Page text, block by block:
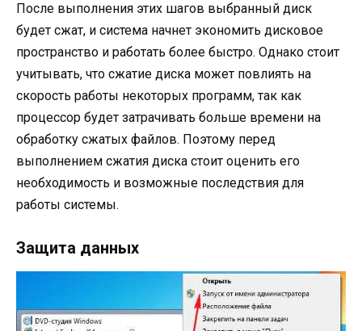
После выполнения этих шагов выбранный диск
будет сжат, и система начнет экономить дисковое
пространство и работать более быстро. Однако стоит
учитывать, что сжатие диска может повлиять на
скорость работы некоторых программ, так как
процессор будет затрачивать больше времени на
обработку сжатых файлов. Поэтому перед
выполнением сжатия диска стоит оценить его
необходимость и возможные последствия для
работы системы.
Защита данных